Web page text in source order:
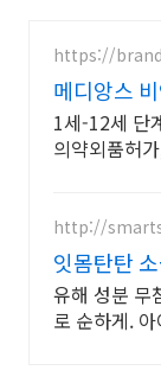
https://
메디앙스
식알람 5%
1세-12세 단
의약외품허
http://
잇몸탄탄
은염 구강
유해 성분 무
로 순하게.